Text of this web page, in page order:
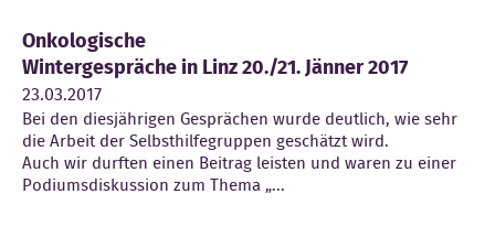
Onkologische
Wintergespräche in Linz 20./21. Jänner 2017
23.03.2017
Bei den diesjährigen Gesprächen wurde deutlich, wie sehr
die Arbeit der Selbsthilfegruppen geschätzt wird.
Auch wir durften einen Beitrag leisten und waren zu einer
Podiumsdiskussion zum Thema „...